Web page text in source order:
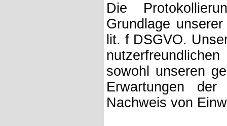
Die
Grundlage
lit. f DSGVO.
sowohl unseren
Erwartungen
Nachweis von